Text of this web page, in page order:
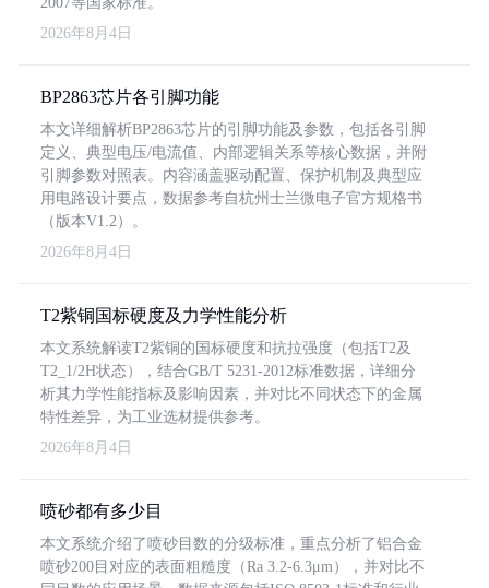
2026年8月4日
BP2863芯片各引脚功能
本文详细解析BP2863芯片的引脚功能及参数，包括各引脚
定义、典型电压/电流值、内部逻辑关系等核心数据，并附
引脚参数对照表。内容涵盖驱动配置、保护机制及典型应
用电路设计要点，数据参考自杭州士兰微电子官方规格书
（版本V1.2）。
2026年8月4日
T2紫铜国标硬度及力学性能分析
本文系统解读T2紫铜的国标硬度和抗拉强度（包括T2及
T2_1/2H状态），结合GB/T 5231-2012标准数据，详细分
析其力学性能指标及影响因素，并对比不同状态下的金属
特性差异，为工业选材提供参考。
2026年8月4日
喷砂都有多少目
本文系统介绍了喷砂目数的分级标准，重点分析了铝合金
喷砂200目对应的表面粗糙度（Ra 3.2-6.3μm），并对比不